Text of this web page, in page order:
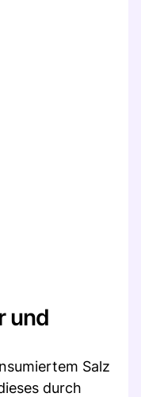
und
Salz
durch